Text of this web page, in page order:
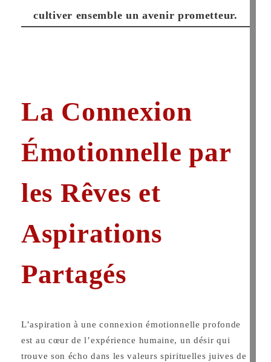
cultiver ensemble un avenir prometteur.
La Connexion
Émotionnelle par
les Rêves et
Aspirations
Partagés
L’aspiration à une connexion émotionnelle profonde
est au cœur de l’expérience humaine, un désir qui
trouve son écho dans les valeurs spirituelles juives de